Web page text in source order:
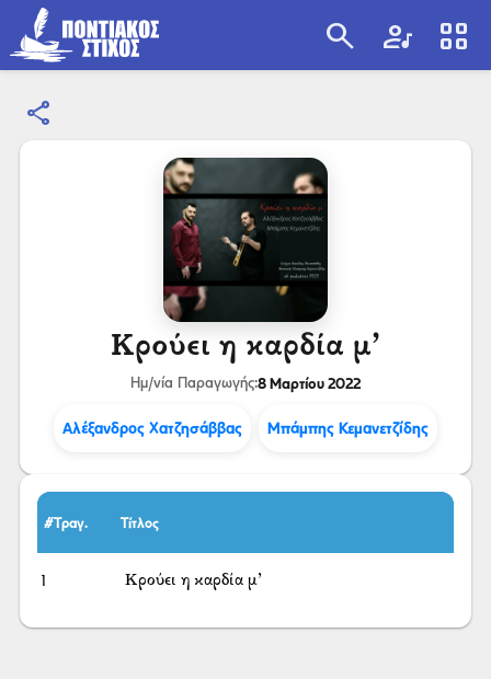
search artist view_cozy
share
Κρούει η καρδία μ’
Ημ/νία Παραγωγής:8 Μαρτίου 2022
Αλέξανδρος Χατζησάββας Μπάμπης Κεμανετζίδης
#Τραγ. Τίτλος
1 Κρούει η καρδία μ’